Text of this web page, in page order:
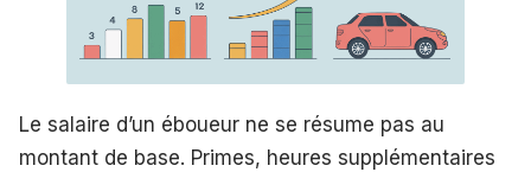
Le salaire d’un éboueur ne se résume pas au
montant de base. Primes, heures supplémentaires